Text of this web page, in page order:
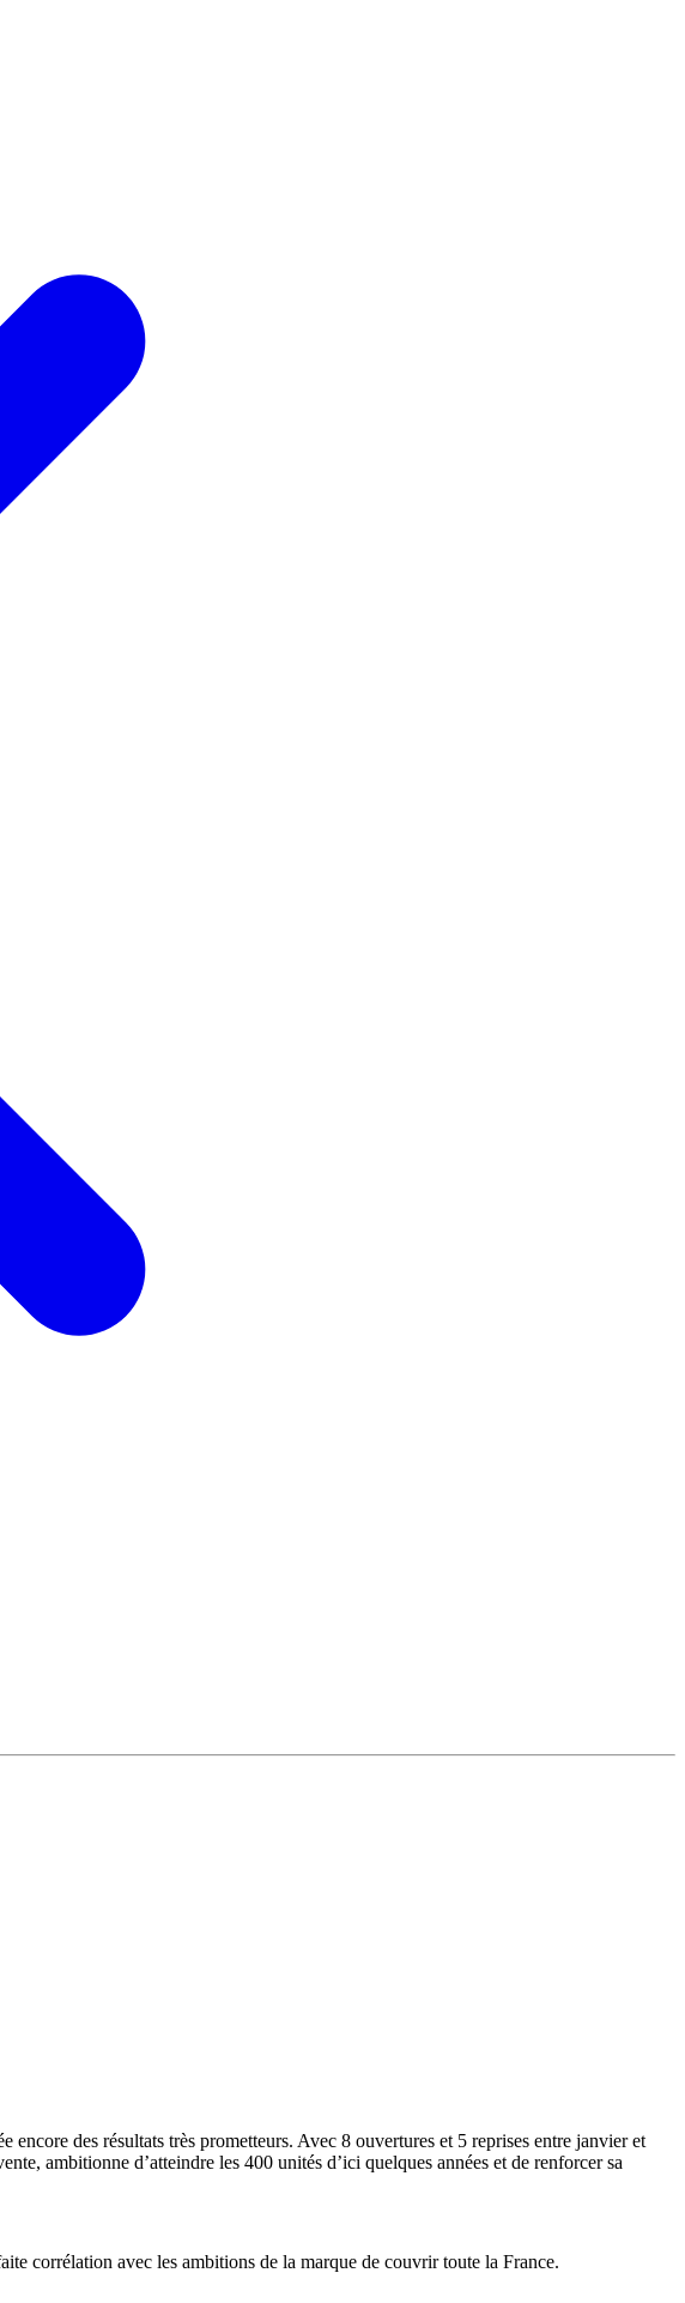
encore des résultats très prometteurs. Avec 8 ouvertures et 5 reprises entre janvier et
ambitionne d’atteindre les 400 unités d’ici quelques années et de renforcer sa
corrélation avec les ambitions de la marque de couvrir toute la France.